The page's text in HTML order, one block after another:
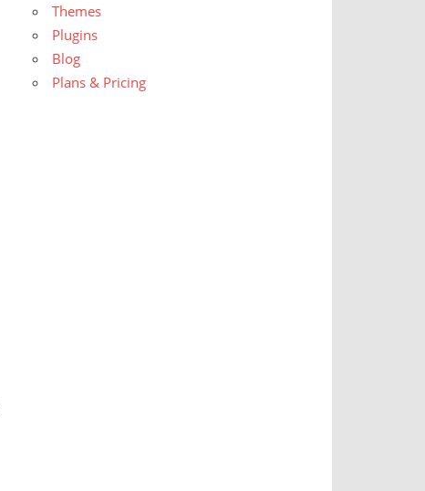
Themes
Plugins
Blog
Plans & Pricing